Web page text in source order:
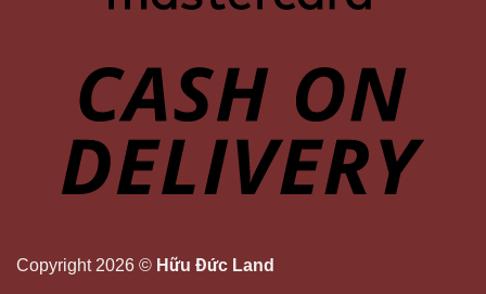
Copyright 2026 © Hữu Đức Land